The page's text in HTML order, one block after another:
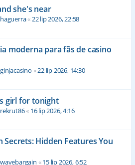
she's near
haguerra« 22 lip 2026, 22:58
moderna para fãs de casino
ginjacasino «22 lip 2026, 14:30
girl for tonight
rekrut86« 16 lip 2026, 4:16
Secrets: Hidden Features You
wavebargain «15 lip 2026, 6:52